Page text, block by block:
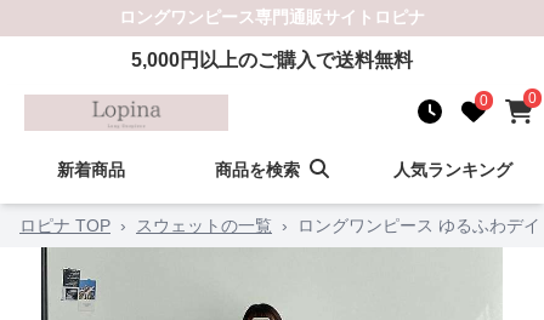
ロングワンピース専門通販サイト ロピナ
5,000円以上のご購入で送料無料
0 0
新着商品 商品を検索 人気ランキング
ロピナ TOP › スウェットの一覧 › ロングワンピース ゆるふわデ